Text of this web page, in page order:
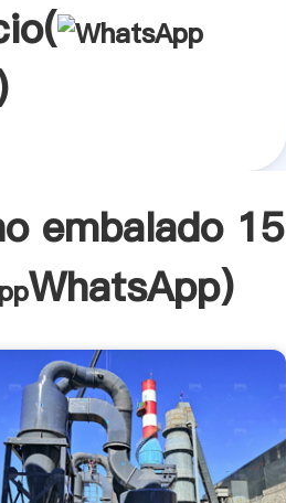
embalado 15
WhatsApp)